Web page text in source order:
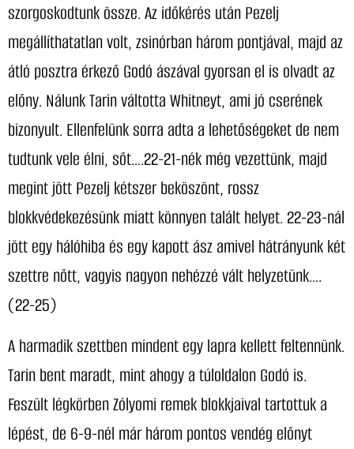
szorgoskodtunk össze. Az időkérés után Pezelj
megállíthatatlan volt, zsinórban három pontjával, majd az
átló posztra érkező Godó ászával gyorsan el is olvadt az
előny. Nálunk Tarin váltotta Whitneyt, ami jó cserének
bizonyult. Ellenfelünk sorra adta a lehetőségeket de nem
tudtunk vele élni, sőt….22-21-nék még vezettünk, majd
megint jött Pezelj kétszer beköszönt, rossz
blokkvédekezésünk miatt könnyen talált helyet. 22-23-nál
jött egy hálóhiba és egy kapott ász amivel hátrányunk két
szettre nőtt, vagyis nagyon nehézzé vált helyzetünk….
(22-25)
A harmadik szettben mindent egy lapra kellett feltennünk.
Tarin bent maradt, mint ahogy a túloldalon Godó is.
Feszült légkörben Zólyomi remek blokkjaival tartottuk a
lépést, de 6-9-nél már három pontos vendég előnyt